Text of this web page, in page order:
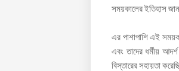
সময়কালের ইতিহাস
এর পাশাপাশি এই
এবং তাদের ধর্মীয়
বিস্তারের সহায়তা